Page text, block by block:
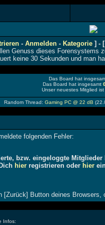
- Anmelden - Kategorie ] - [
Genuss dieses Forensystems
keine 30 Sekunden und man
Das Board hat
Das Board hat insgesamt
Unser neuestes Mitglied ist
Random Thread: Gaming PC @ 22 dB (
folgenden Fehler:
bzw. eingeloggte
hier registrieren oder hier
[Zurück] Button deines Browsers,
Infos: